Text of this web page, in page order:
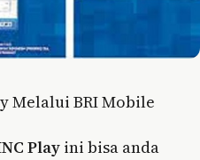
Melalui BRI Mobile
Play ini bisa anda